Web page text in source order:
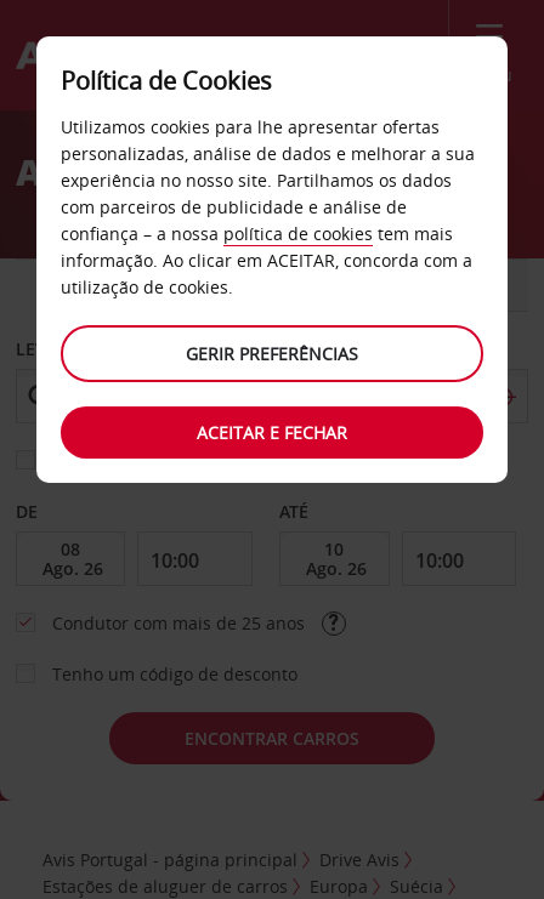
Menu
Welcome
AvisAluguer de carros Lund
CARRO
LEVANTAR EM
Escolher uma estação de devolução diferente
DE ATÉ
Condutor com mais de 25 anos
Tenho um código de desconto
ENCONTRAR CARROS
Avis Portugal - página principal
Drive Avis
Estações de aluguer de carros
Europa
Suécia
Política de Cookies
Utilizamos cookies para lhe apresentar ofertas
personalizadas, análise de dados e melhorar a sua
experiência no nosso site. Partilhamos os dados
com parceiros de publicidade e análise de
confiança – a nossa política de cookies tem mais
informação. Ao clicar em ACEITAR, concorda com a
utilização de cookies.
GERIR PREFERÊNCIAS
ACEITAR E FECHAR